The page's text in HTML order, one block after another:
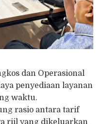
dan Operasional
penyediaan layanan
waktu.
rasio antara tarif
riil yang dikeluarkan